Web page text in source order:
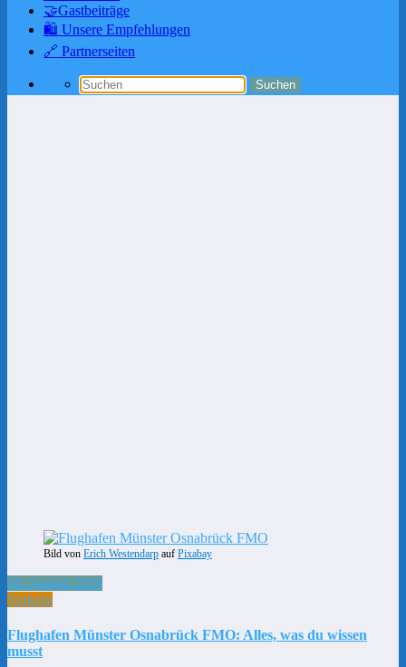
🤝Gastbeiträge
🛍️ Unsere Empfehlungen
🔗 Partnerseiten
Bild von Erich Westendarp auf Pixabay
28. August 2024
Verkehr
Flughafen Münster Osnabrück FMO: Alles, was du wissen
musst